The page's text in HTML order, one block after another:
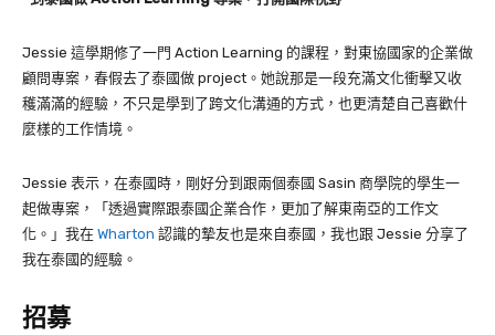
Jessie 這學期修了一門 Action Learning 的課程，對東協國家的企業做
顧問專案，春假去了泰國做 project。她說那是一段充滿文化衝擊又收
穫滿滿的經驗，不只是學到了跨文化溝通的方式，也更清楚自己喜歡什
麼樣的工作情境。
Jessie 表示，在泰國時，剛好分到跟兩個泰國 Sasin 商學院的學生一
起做專案，「透過實際跟泰國企業合作，更加了解東南亞的工作文
化。」我在 Wharton 認識的摯友也是來自泰國，我也跟 Jessie 分享了
我在泰國的經驗。
招募